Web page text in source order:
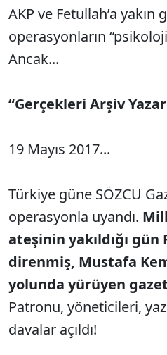
AKP ve Fetullah’a yakın
operasyonların
Ancak...
“Gerçekleri Arşiv
19 Mayıs 2017...
Türkiye güne SÖZCÜ
operasyonla uyandı.
ateşinin yakıldığı gün
direnmiş, Mustafa
yolunda yürüyen
Patronu, yöneticileri,
davalar açıldı!